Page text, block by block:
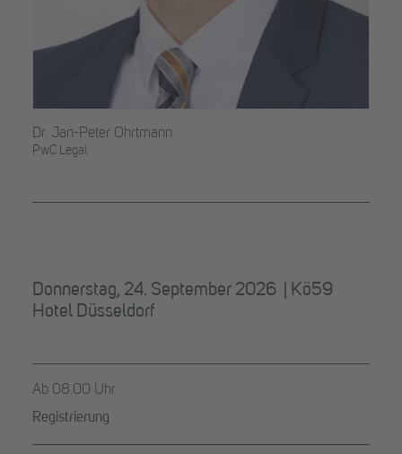
Dr. Jan-Peter Ohrtmann
PwC Legal
Donnerstag, 24. September 2026 |
Kö59
Hotel Düsseldorf
Ab 08.00 Uhr
Registrierung